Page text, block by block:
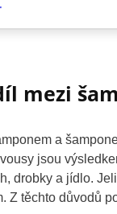
mezi
a
jsou
drobky a jídlo.
Z těchto důvodů